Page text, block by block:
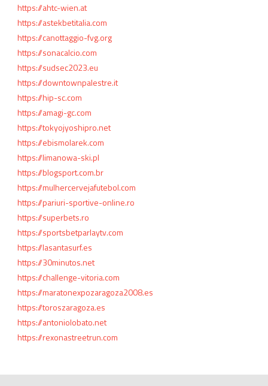
https://ahtc-wien.at
https://astekbetitalia.com
https://canottaggio-fvg.org
https://sonacalcio.com
https://sudsec2023.eu
https://downtownpalestre.it
https://hip-sc.com
https://amagi-gc.com
https://tokyojyoshipro.net
https://ebismolarek.com
https://limanowa-ski.pl
https://blogsport.com.br
https://mulhercervejafutebol.com
https://pariuri-sportive-online.ro
https://superbets.ro
https://sportsbetparlaytv.com
https://lasantasurf.es
https://30minutos.net
https://challenge-vitoria.com
https://maratonexpozaragoza2008.es
https://toroszaragoza.es
https://antoniolobato.net
https://rexonastreetrun.com